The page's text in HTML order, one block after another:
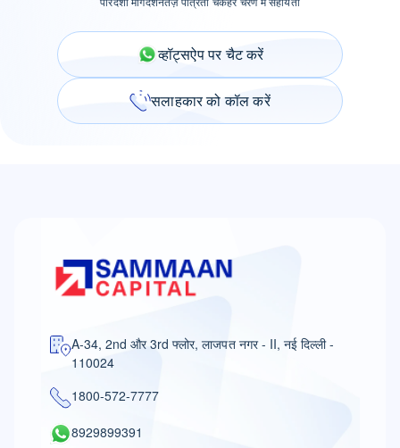
व्हॉट्सऐप पर चैट करें
सलाहकार को कॉल करें
A-34, 2nd और 3rd फ्लोर, लाजपत नगर - II, नई दिल्ली -
110024
1800-572-7777
8929899391